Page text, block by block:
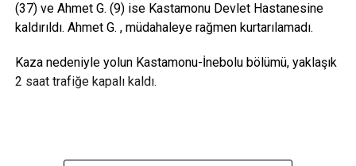
(37) ve Ahmet G. (9) ise Kastamonu Devlet Hastanesine
kaldırıldı. Ahmet G. , müdahaleye rağmen kurtarılamadı.
Kaza nedeniyle yolun Kastamonu-İnebolu bölümü, yaklaşık
2 saat trafiğe kapalı kaldı.